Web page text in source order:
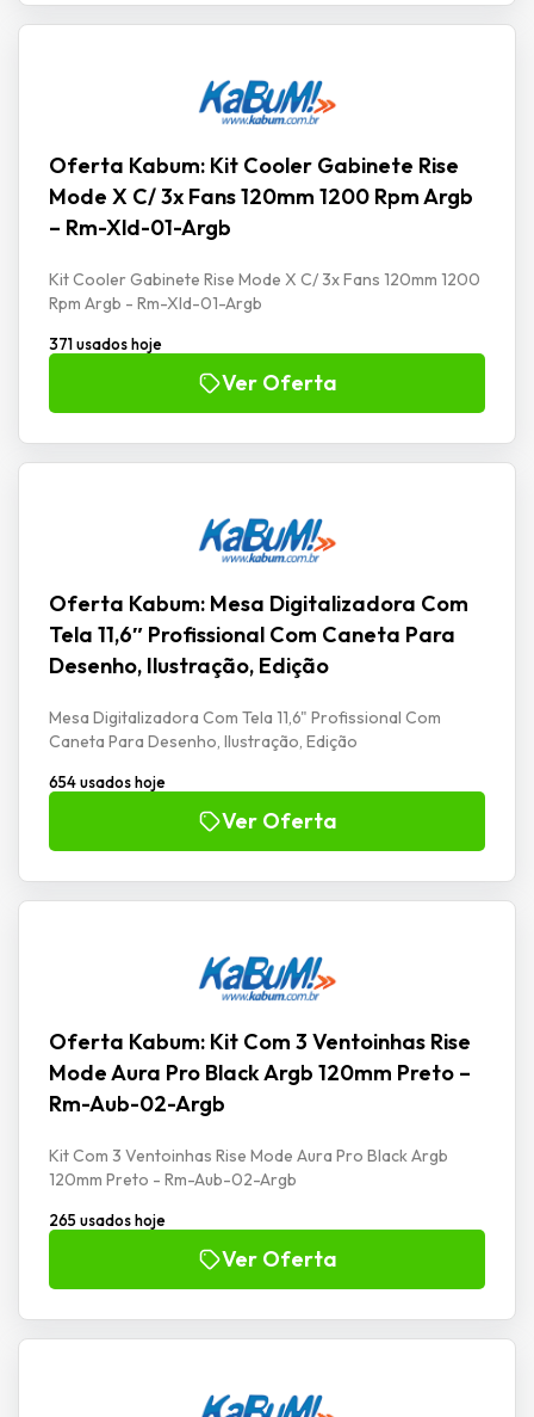
Oferta Kabum: Kit Cooler Gabinete Rise
Mode X C/ 3x Fans 120mm 1200 Rpm Argb
– Rm-Xld-01-Argb
Kit Cooler Gabinete Rise Mode X C/ 3x Fans 120mm 1200
Rpm Argb - Rm-Xld-01-Argb
371 usados hoje
Ver Oferta
Oferta Kabum: Mesa Digitalizadora Com
Tela 11,6″ Profissional Com Caneta Para
Desenho, Ilustração, Edição
Mesa Digitalizadora Com Tela 11,6" Profissional Com
Caneta Para Desenho, Ilustração, Edição
654 usados hoje
Ver Oferta
Oferta Kabum: Kit Com 3 Ventoinhas Rise
Mode Aura Pro Black Argb 120mm Preto –
Rm-Aub-02-Argb
Kit Com 3 Ventoinhas Rise Mode Aura Pro Black Argb
120mm Preto - Rm-Aub-02-Argb
265 usados hoje
Ver Oferta